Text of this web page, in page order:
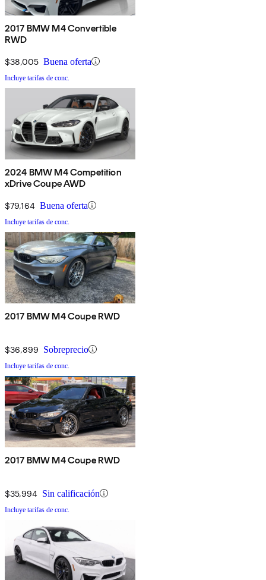
2017 BMW M4 Convertible
RWD
$38,005 Buena oferta
Incluye tarifas de conc.
2024 BMW M4 Competition
xDrive Coupe AWD
$79,164 Buena oferta
Incluye tarifas de conc.
2017 BMW M4 Coupe RWD
$36,899 Sobreprecio
Incluye tarifas de conc.
2017 BMW M4 Coupe RWD
$35,994 Sin calificación
Incluye tarifas de conc.